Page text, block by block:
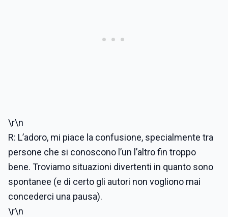
\r\n
R: L’adoro, mi piace la confusione, specialmente tra
persone che si conoscono l’un l’altro fin troppo
bene. Troviamo situazioni divertenti in quanto sono
spontanee (e di certo gli autori non vogliono mai
concederci una pausa).
\r\n